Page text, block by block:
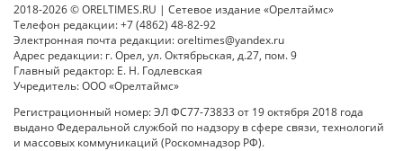
2018-2026 © ORELTIMES.RU | Сетевое издание «Орелтаймс»
Телефон редакции: +7 (4862) 48-82-92
Электронная почта редакции: oreltimes@yandex.ru
Адрес редакции: г. Орел, ул. Октябрьская, д.27, пом. 9
Главный редактор: Е. Н. Годлевская
Учредитель: ООО «Орелтаймс»
Регистрационный номер: ЭЛ ФС77-73833 от 19 октября 2018 года
выдано Федеральной службой по надзору в сфере связи, технологий
и массовых коммуникаций (Роскомнадзор РФ).